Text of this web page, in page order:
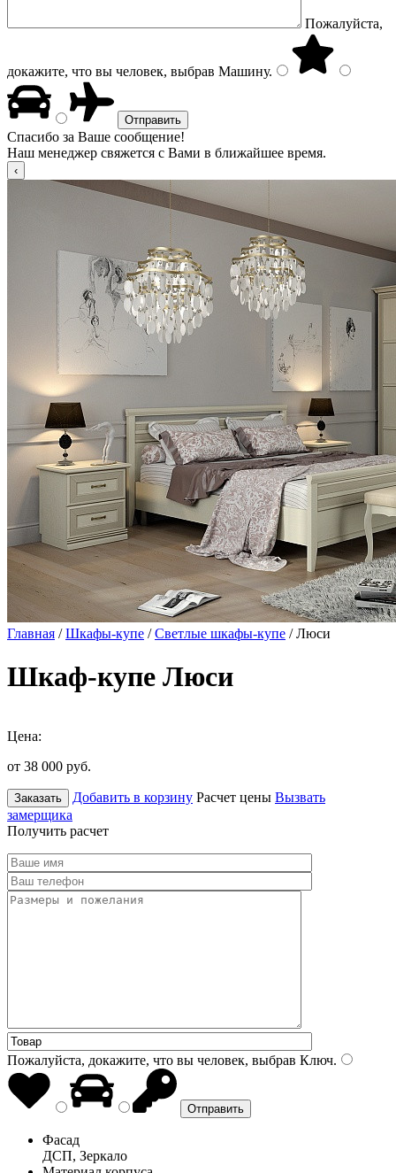
Пожалуйста,
докажите, что вы человек, выбрав Машину.
Спасибо за Ваше сообщение!
Наш менеджер свяжется с Вами в ближайшее время.
Главная /Шкафы-купе /Светлые шкафы-купе / Люси
Шкаф-купе Люси
Цена:
от 38 000 руб.
Заказать Добавить в корзину Расчет цены Вызвать
замерщика
Получить расчет
Пожалуйста, докажите, что вы человек, выбрав Ключ.
Фасад
ДСП, Зеркало